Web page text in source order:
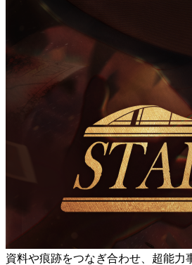
資料や痕跡をつなぎ合わせ、超能力